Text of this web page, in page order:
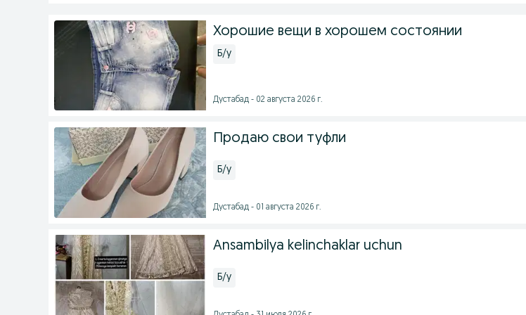
Хорошие вещи в хорошем состоянии
Б/у
Дустабад - 02 августа 2026 г.
Продаю свои туфли
Б/у
Дустабад - 01 августа 2026 г.
Ansambilya kelinchaklar uchun
Б/у